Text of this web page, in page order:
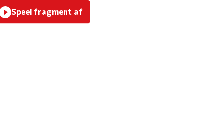
Speel fragment af